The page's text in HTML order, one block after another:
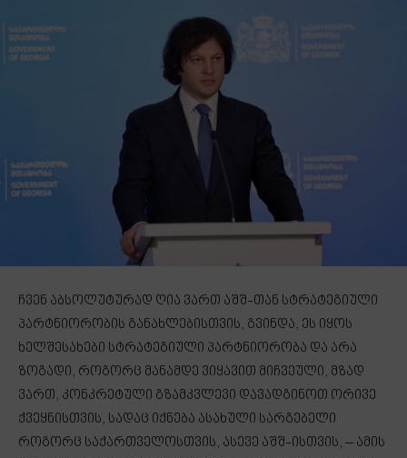
ჩვენ აბსოლუტურად ღია ვართ აშშ-თან სტრატეგიული
პარტნიორობის განახლებისთვის, გვინდა, ეს იყოს
ხელშესახები სტრატეგიული პარტნიორობა და არა
ზოგადი, როგორც მანამდე ვიყავით მიჩვეული, მზად
ვართ, კონკრეტული გზამკვლევი დავადგინოთ ორივე
ქვეყნისთვის, სადაც იქნება ასახული სარგებელი
როგორც საქართველოსთვის, ასევე აშშ-ისთვის, – ამის